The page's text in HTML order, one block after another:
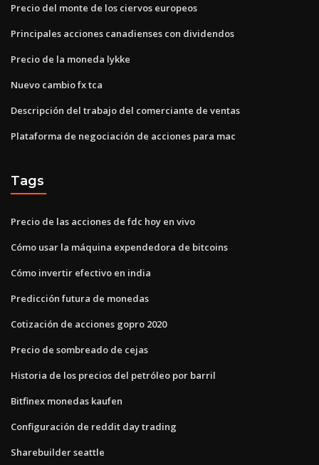
Precio del monte de los ciervos europeos
Principales acciones canadienses con dividendos
Precio de la moneda lykke
Nuevo cambio fx tca
Descripción del trabajo del comerciante de ventas
Plataforma de negociación de acciones para mac
Tags
Precio de las acciones de fdc hoy en vivo
Cómo usar la máquina expendedora de bitcoins
Cómo invertir efectivo en india
Predicción futura de monedas
Cotización de acciones gopro 2020
Precio de sombreado de cejas
Historia de los precios del petróleo por barril
Bitfinex monedas kaufen
Configuración de reddit day trading
Sharebuilder seattle